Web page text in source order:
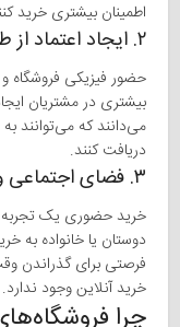
اطمینان بیشتری خرید
۲. ایجاد اعتماد از طریق تعامل مستقیم
حضور فیزیکی فروشگاه
بیشتری در مشتریان
می‌دانند که می‌توانند
دریافت کنند.
۳. فضای اجتماعی و تعاملات انسانی
خرید حضوری یک تجربه
دوستان یا خانواده به
فرصتی برای گذراندن
خرید آنلاین وجود ندارد.
چرا